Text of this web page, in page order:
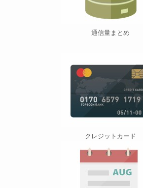
通信量まとめ
クレジットカード